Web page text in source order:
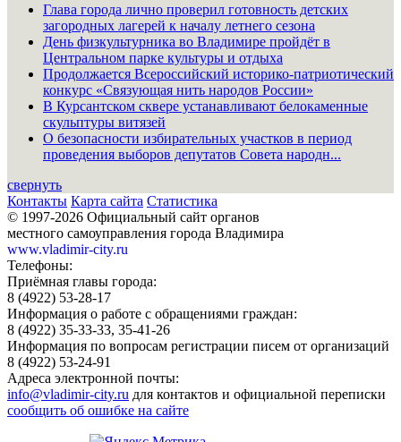
Глава города лично проверил готовность детских
загородных лагерей к началу летнего сезона
День физкультурника во Владимире пройдёт в
Центральном парке культуры и отдыха
Продолжается Всероссийский историко-патриотический
конкурс «Связующая нить народов России»
В Курсантском сквере устанавливают белокаменные
скульптуры витязей
О безопасности избирательных участков в период
проведения выборов депутатов Совета народн...
свернуть
Контакты Карта сайта Статистика
© 1997-2026 Официальный сайт органов
местного самоуправления города Владимира
www.vladimir-city.ru
Телефоны:
Приёмная главы города:
8 (4922) 53-28-17
Информация о работе с обращениями граждан:
8 (4922) 35-33-33, 35-41-26
Информация по вопросам регистрации писем от организаций
8 (4922) 53-24-91
Адреса электронной почты:
info@vladimir-city.ru для контактов и официальной переписки
сообщить об ошибке на сайте